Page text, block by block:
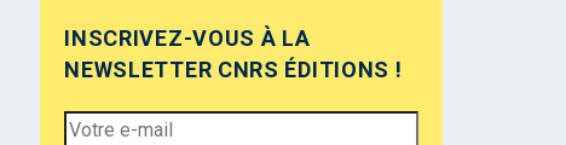
INSCRIVEZ-VOUS À LA
NEWSLETTER CNRS ÉDITIONS !